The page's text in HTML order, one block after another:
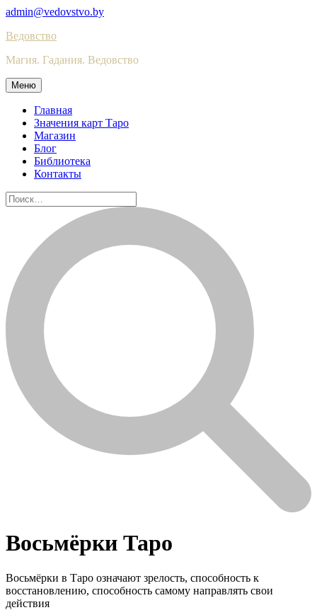
Skip
content
admin@vedovstvo.by
Ведовство
Магия. Гадания. Ведовство
Меню
Главная
Значения карт Таро
Магазин
Блог
Библиотека
Контакты
Найти:
Восьмёрки Таро
Восьмёрки в Таро означают зрелость, способность к
восстановлению, способность самому направлять свои
действия